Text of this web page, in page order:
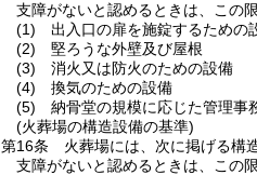
支障がないと認めるときは、この限
(1)
出入口の扉を施錠するための
(2)
堅ろうな外壁及び屋根
(3)
消火又は防火のための設備
(4)
換気のための設備
(5)
納骨堂の規模に応じた管理事
(火葬場の構造設備の基準)
第16条
火葬場には、次に掲げる構
支障がないと認めるときは、この限